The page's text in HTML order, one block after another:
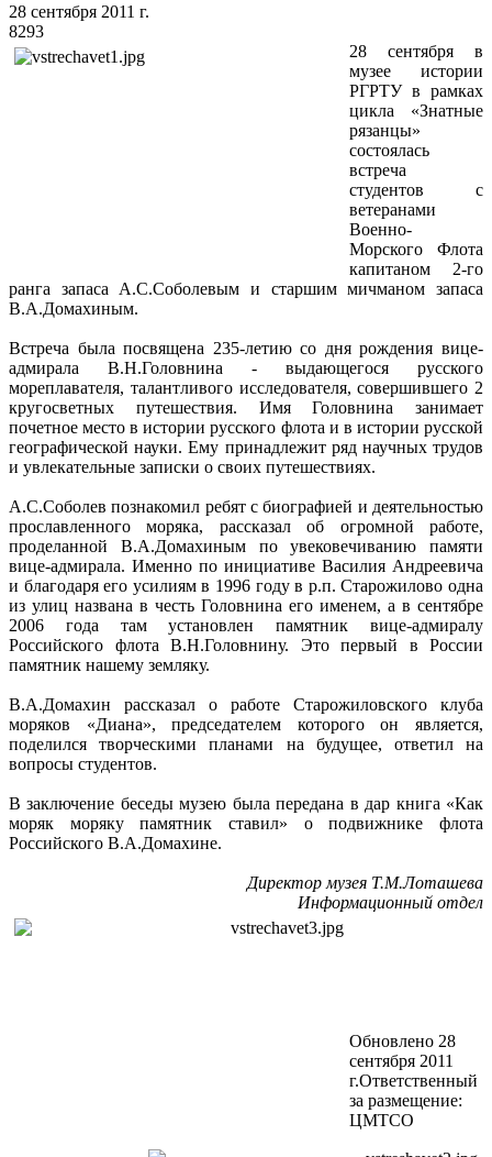
28 сентября 2011 г.
8293
28 сентября в
музее истории
РГРТУ в рамках
цикла «Знатные
рязанцы»
состоялась
встреча
студентов с
ветеранами
Военно-
Морского Флота
капитаном 2-го
ранга запаса А.С.Соболевым и старшим мичманом запаса
В.А.Домахиным.
Встреча была посвящена 235-летию со дня рождения вице-
адмирала В.Н.Головнина - выдающегося русского
мореплавателя, талантливого исследователя, совершившего 2
кругосветных путешествия. Имя Головнина занимает
почетное место в истории русского флота и в истории русской
географической науки. Ему принадлежит ряд научных трудов
и увлекательные записки о своих путешествиях.
А.С.Соболев познакомил ребят с биографией и деятельностью
прославленного моряка, рассказал об огромной работе,
проделанной В.А.Домахиным по увековечиванию памяти
вице-адмирала. Именно по инициативе Василия Андреевича
и благодаря его усилиям в 1996 году в р.п. Старожилово одна
из улиц названа в честь Головнина его именем, а в сентябре
2006 года там установлен памятник вице-адмиралу
Российского флота В.Н.Головнину. Это первый в России
памятник нашему земляку.
В.А.Домахин рассказал о работе Старожиловского клуба
моряков «Диана», председателем которого он является,
поделился творческими планами на будущее, ответил на
вопросы студентов.
В заключение беседы музею была передана в дар книга «Как
моряк моряку памятник ставил» о подвижнике флота
Российского В.А.Домахине.
Директор музея Т.М.Лоташева
Информационный отдел
Обновлено 28
сентября 2011
г.Ответственный
за размещение:
ЦМТСО